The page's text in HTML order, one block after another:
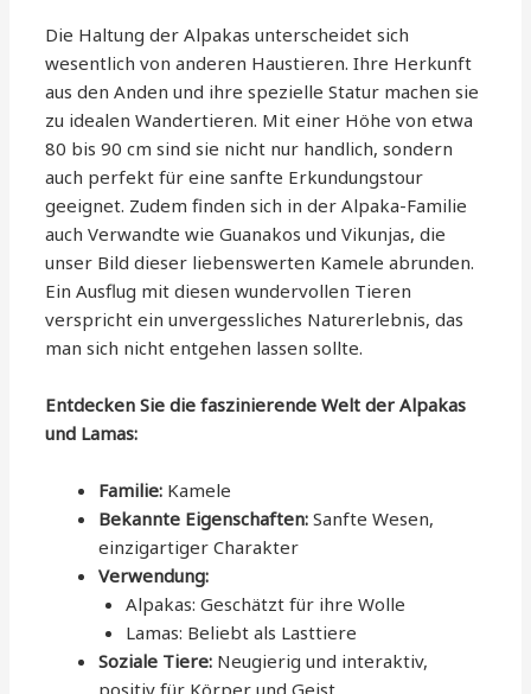
Die Haltung der Alpakas unterscheidet sich
wesentlich von anderen Haustieren. Ihre Herkunft
aus den Anden und ihre spezielle Statur machen sie
zu idealen Wandertieren. Mit einer Höhe von etwa
80 bis 90 cm sind sie nicht nur handlich, sondern
auch perfekt für eine sanfte Erkundungstour
geeignet. Zudem finden sich in der Alpaka-Familie
auch Verwandte wie Guanakos und Vikunjas, die
unser Bild dieser liebenswerten Kamele abrunden.
Ein Ausflug mit diesen wundervollen Tieren
verspricht ein unvergessliches Naturerlebnis, das
man sich nicht entgehen lassen sollte.
Entdecken Sie die faszinierende Welt der Alpakas
und Lamas:
Familie: Kamele
Bekannte Eigenschaften: Sanfte Wesen,
einzigartiger Charakter
Verwendung:
Alpakas: Geschätzt für ihre Wolle
Lamas: Beliebt als Lasttiere
Soziale Tiere: Neugierig und interaktiv,